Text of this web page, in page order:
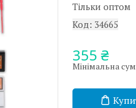
Тільки оптом
Код: 34665
355 ₴
Мінімальна